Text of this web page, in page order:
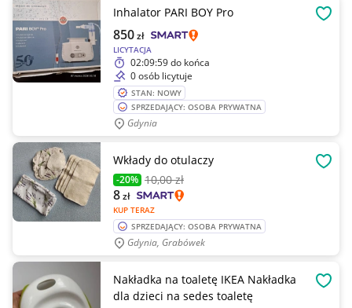
Inhalator PARI BOY Pro
LICYTACJA
850zł
02:09:59do końca
0 osób licytuje
STAN: NOWY
SPRZEDAJĄCY: OSOBA PRYWATNA
Gdynia
Wkłady do otulaczy
-20% 10,00 zł
KUP TERAZ
8zł
SPRZEDAJĄCY: OSOBA PRYWATNA
Gdynia, Grabówek
Nakładka na toaletę IKEA Nakładka
dla dzieci na sedes toaletę